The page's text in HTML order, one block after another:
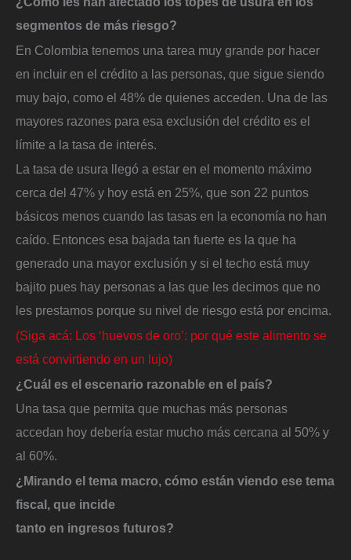
segmentos de más riesgo?
En Colombia tenemos una tarea muy grande por hacer
en incluir en el crédito a las personas, que sigue siendo
muy bajo, como el 48% de quienes acceden. Una de las
mayores razones para esa exclusión del crédito es el
límite a la tasa de interés.
La tasa de usura llegó a estar en el momento máximo
cerca del 47% y hoy está en 25%, que son 22 puntos
básicos menos cuando las tasas en la economía no han
caído. Entonces esa bajada tan fuerte es la que ha
generado una mayor exclusión y si el techo está muy
bajito pues hay personas a las que les decimos que no
les prestamos porque su nivel de riesgo está por encima.
(Siga acá: Los ‘huevos de oro’: por qué este alimento se
está convirtiendo en un lujo)
¿Cuál es el escenario razonable en el país?
Una tasa que permita que muchas más personas
accedan hoy debería estar mucho más cercana al 50% y
al 60%.
¿Mirando el tema macro, cómo están viendo ese tema
fiscal, que incide
tanto en ingresos futuros?